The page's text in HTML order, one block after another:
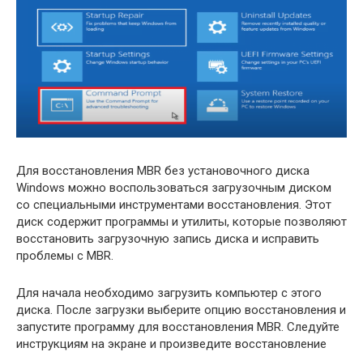
Для восстановления MBR без установочного диска
Windows можно воспользоваться загрузочным диском
со специальными инструментами восстановления. Этот
диск содержит программы и утилиты, которые позволяют
восстановить загрузочную запись диска и исправить
проблемы с MBR.
Для начала необходимо загрузить компьютер с этого
диска. После загрузки выберите опцию восстановления и
запустите программу для восстановления MBR. Следуйте
инструкциям на экране и произведите восстановление